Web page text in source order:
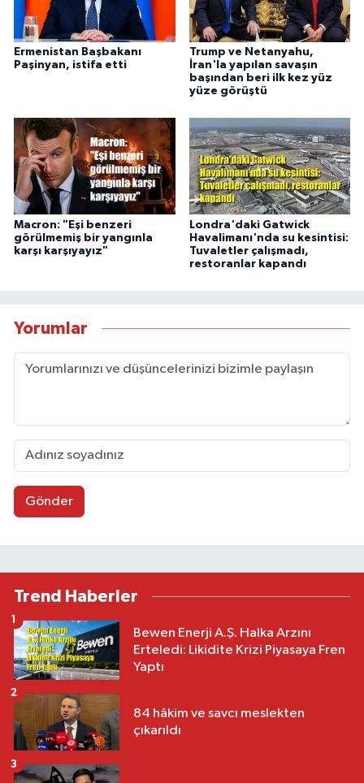
Ermenistan Başbakanı
Paşinyan, istifa etti
Trump ve Netanyahu,
İran'la yapılan savaşın
başından beri ilk kez yüz
yüze görüştü
Macron: "Eşi benzeri
görülmemiş bir yangınla
karşı karşıyayız"
Londra'daki Gatwick
Havalimanı'nda su kesintisi:
Tuvaletler çalışmadı,
restoranlar kapandı
Yorumlar
Gönder
Trend Haberler
Bewen Enerji A.Ş. Halka Arzını
Erteledi: Likidite Krizi Piyasaya Fren
Yaptı
84 hâkim ve savcı meslekten
çıkarıldı
2
3